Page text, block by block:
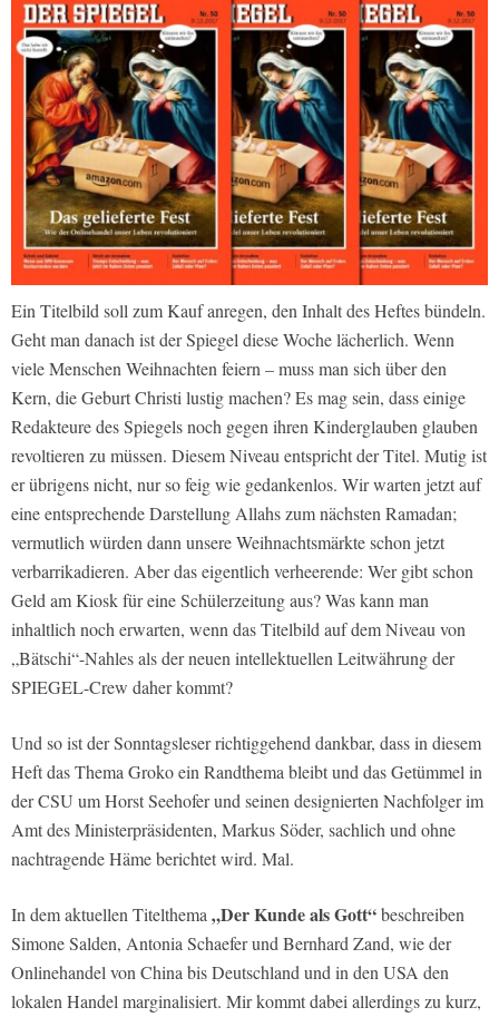
Ein Titelbild soll zum Kauf anregen, den Inhalt des Heftes bündeln.
Geht man danach ist der Spiegel diese Woche lächerlich. Wenn
viele Menschen Weihnachten feiern – muss man sich über den
Kern, die Geburt Christi lustig machen? Es mag sein, dass einige
Redakteure des Spiegels noch gegen ihren Kinderglauben glauben
revoltieren zu müssen. Diesem Niveau entspricht der Titel. Mutig ist
er übrigens nicht, nur so feig wie gedankenlos. Wir warten jetzt auf
eine entsprechende Darstellung Allahs zum nächsten Ramadan;
vermutlich würden dann unsere Weihnachtsmärkte schon jetzt
verbarrikadieren. Aber das eigentlich verheerende: Wer gibt schon
Geld am Kiosk für eine Schülerzeitung aus? Was kann man
inhaltlich noch erwarten, wenn das Titelbild auf dem Niveau von
„Bätschi“-Nahles als der neuen intellektuellen Leitwährung der
SPIEGEL-Crew daher kommt?
Und so ist der Sonntagsleser richtiggehend dankbar, dass in diesem
Heft das Thema Groko ein Randthema bleibt und das Getümmel in
der CSU um Horst Seehofer und seinen designierten Nachfolger im
Amt des Ministerpräsidenten, Markus Söder, sachlich und ohne
nachtragende Häme berichtet wird. Mal.
In dem aktuellen Titelthema„Der Kunde als Gott“beschreiben
Simone Salden, Antonia Schaefer und Bernhard Zand, wie der
Onlinehandel von China bis Deutschland und in den USA den
lokalen Handel marginalisiert. Mir kommt dabei allerdings zu kurz,